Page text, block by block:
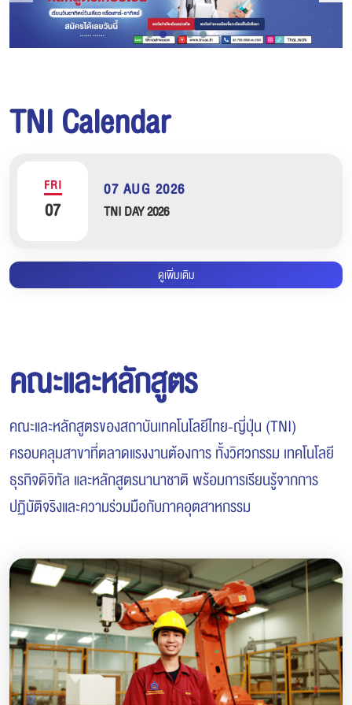
TNI Calendar
FRI
07
07 AUG 2026
TNI DAY 2026
ดูเพิ่มเติม
คณะและหลักสูตร
คณะและหลักสูตรของสถาบันเทคโนโลยีไทย-ญี่ปุ่น (TNI)
ครอบคลุมสาขาที่ตลาดแรงงานต้องการ ทั้งวิศวกรรม เทคโนโลยี
ธุรกิจดิจิทัล และหลักสูตรนานาชาติ พร้อมการเรียนรู้จากการ
ปฏิบัติจริงและความร่วมมือกับภาคอุตสาหกรรม